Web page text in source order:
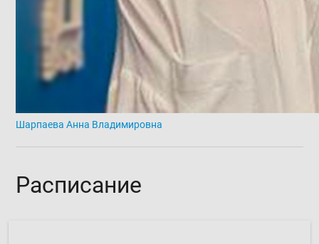
Шарпаева Анна Владимировна
Расписание